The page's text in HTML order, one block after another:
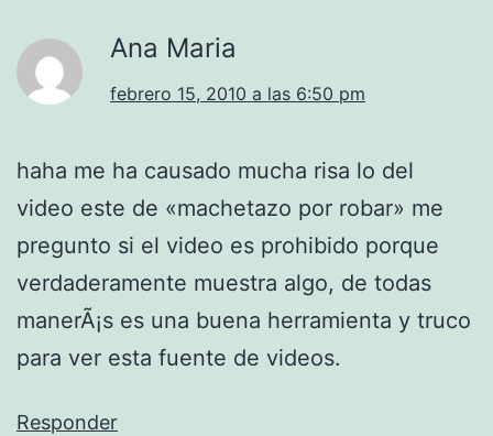
Ana Maria
febrero 15, 2010 a las 6:50 pm
haha me ha causado mucha risa lo del
video este de «machetazo por robar» me
pregunto si el video es prohibido porque
verdaderamente muestra algo, de todas
manerÃ¡s es una buena herramienta y truco
para ver esta fuente de videos.
Responder